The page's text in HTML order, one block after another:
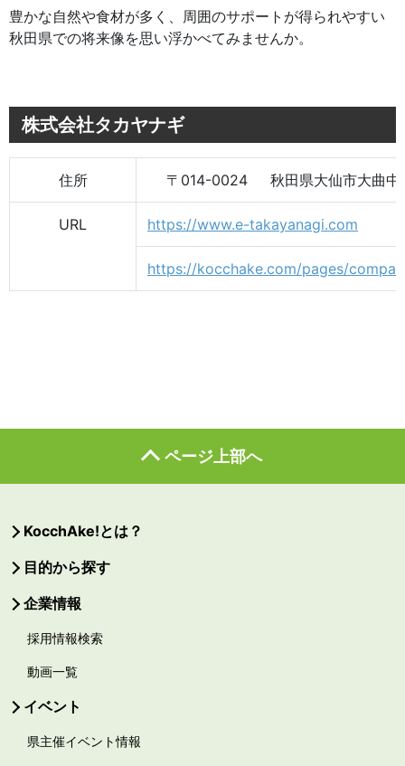
豊かな自然や食材が多く、周囲のサポートが得られやすい
秋田県での将来像を思い浮かべてみませんか。
株式会社タカヤナギ
住所 〒014-0024 秋田県大仙市大曲中
URL https://www.e-takayanagi.com
https://kocchake.com/pages/
ページ上部へ
KocchAke!とは？
目的から探す
企業情報
採用情報検索
動画一覧
イベント
県主催イベント情報